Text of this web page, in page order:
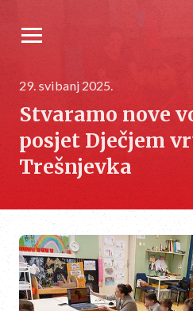
29. svibanj 2025.
Stvaramo nove
posjet Dječjem
Trešnjevka